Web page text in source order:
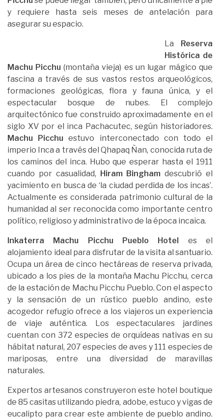
y requiere hasta seis meses de antelación para
asegurar su espacio.
La Reserva
Histórica de
Machu Picchu (montaña vieja) es un lugar mágico que
fascina a través de sus vastos restos arqueológicos,
formaciones geológicas, flora y fauna única, y el
espectacular bosque de nubes. El complejo
arquitectónico fue construido aproximadamente en el
siglo XV por el inca Pachacutec, según historiadores.
Machu Picchu estuvo interconectado con todo el
imperio Inca a través del Qhapaq Ñan, conocida ruta de
los caminos del inca. Hubo que esperar hasta el 1911
cuando por casualidad, Hiram Bingham descubrió el
yacimiento en busca de ‘la ciudad perdida de los incas’.
Actualmente es considerada patrimonio cultural de la
humanidad al ser reconocida como importante centro
político, religioso y administrativo de la época incaica.
Inkaterra Machu Picchu Pueblo Hotel es el
alojamiento ideal para disfrutar de la visita al santuario.
Ocupa un área de cinco hectáreas de reserva privada,
ubicado a los pies de la montaña Machu Picchu, cerca
de la estación de Machu Picchu Pueblo. Con el aspecto
y la sensación de un rústico pueblo andino, este
acogedor refugio ofrece a los viajeros un experiencia
de viaje auténtica. Los espectaculares jardines
cuentan con 372 especies de orquídeas nativas en su
hábitat natural, 207 especies de aves y 111 especies de
mariposas, entre una diversidad de maravillas
naturales.
Expertos artesanos construyeron este hotel boutique
de 85 casitas utilizando piedra, adobe, estuco y vigas de
eucalipto para crear este ambiente de pueblo andino.